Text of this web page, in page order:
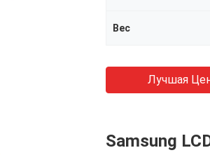
Вес
Лучшая
Samsung